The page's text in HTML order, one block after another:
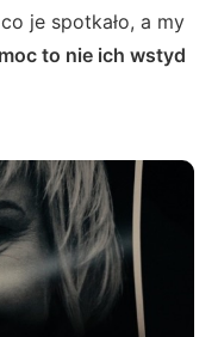
je spotkało, a my
to nie ich wstyd